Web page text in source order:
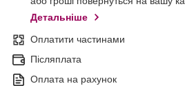
Детальніше
Оплатити частинами
Післяплата
Оплата на рахунок